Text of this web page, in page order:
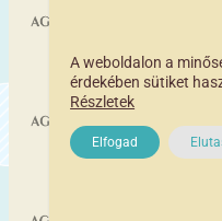
vasalható
csomag
(20db)
mennyiség
A weboldalon a
érdekében sütiket
Részletek
Elfogad